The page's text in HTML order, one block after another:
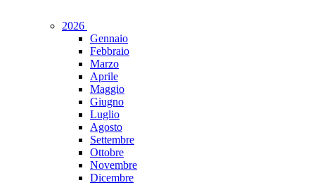
2026
Gennaio
Febbraio
Marzo
Aprile
Maggio
Giugno
Luglio
Agosto
Settembre
Ottobre
Novembre
Dicembre